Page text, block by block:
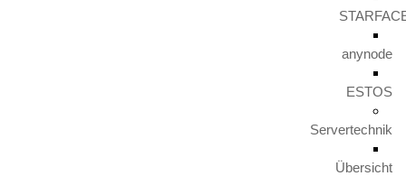
anynode
ESTOS
Servertechnik
Übersicht